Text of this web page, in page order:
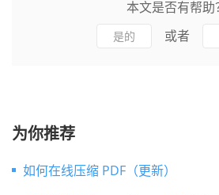
本文是否有帮助
是的 或者
为你推荐
如何在线压缩 PDF（更新）